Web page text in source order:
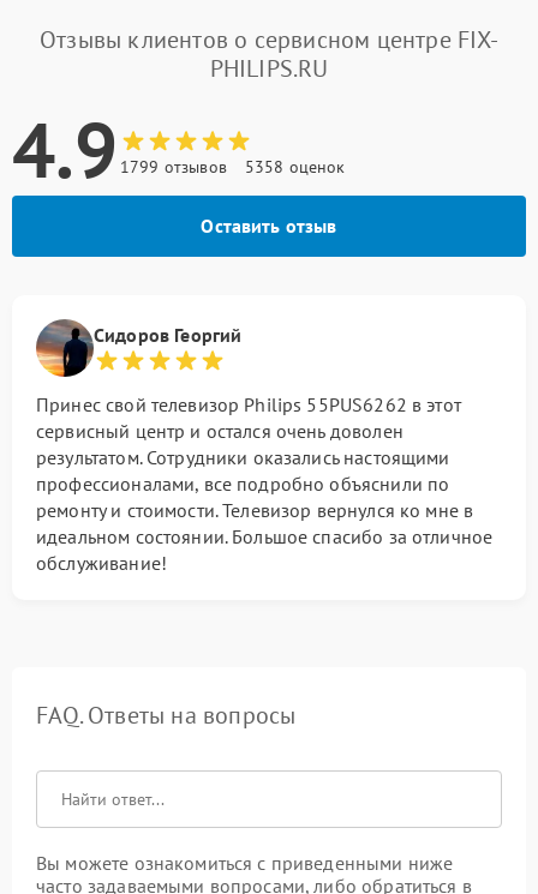
Отзывы клиентов о сервисном центре FIX-
PHILIPS.RU
4.9 1799 отзывов 5358 оценок
Оставить отзыв
Сидоров Георгий
Принес свой телевизор Philips 55PUS6262 в этот
сервисный центр и остался очень доволен
результатом. Сотрудники оказались настоящими
профессионалами, все подробно объяснили по
ремонту и стоимости. Телевизор вернулся ко мне в
идеальном состоянии. Большое спасибо за отличное
обслуживание!
FAQ. Ответы на вопросы
Вы можете ознакомиться с приведенными ниже
часто задаваемыми вопросами, либо обратиться в